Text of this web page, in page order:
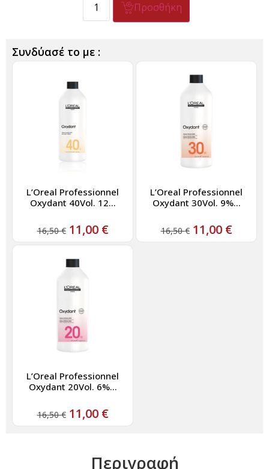
Προσθήκη
Συνδύασέ το με :
L’Oreal Professionnel
Oxydant 40Vol. 12...
16,50€ 11,00 €
L’Oreal Professionnel
Oxydant 30Vol. 9%...
16,50€ 11,00 €
L’Oreal Professionnel
Oxydant 20Vol. 6%...
16,50€ 11,00 €
Περιγραφή